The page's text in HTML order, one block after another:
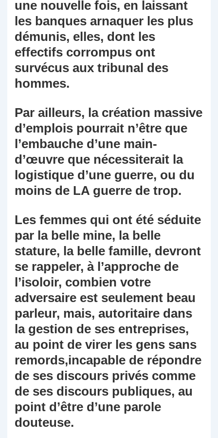
une nouvelle fois, en laissant
les banques arnaquer les plus
démunis, elles, dont les
effectifs corrompus ont
survécus aux tribunal des
hommes.
Par ailleurs, la création massive
d’emplois pourrait n’être que
l’embauche d’une main-
d’œuvre que nécessiterait la
logistique d’une guerre, ou du
moins de LA guerre de trop.
Les femmes qui ont été séduite
par la belle mine, la belle
stature, la belle famille, devront
se rappeler, à l’approche de
l’isoloir, combien votre
adversaire est seulement beau
parleur, mais, autoritaire dans
la gestion de ses entreprises,
au point de virer les gens sans
remords,incapable de répondre
de ses discours privés comme
de ses discours publiques, au
point d’être d’une parole
douteuse.